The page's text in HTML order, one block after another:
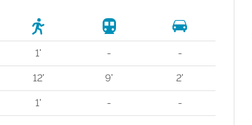
1' - -
12' 9' 2'
1' - -